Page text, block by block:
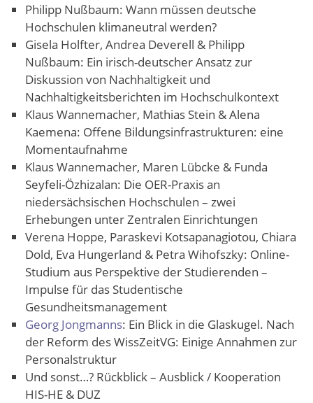
Philipp Nußbaum: Wann müssen deutsche
Hochschulen klimaneutral werden?
Gisela Holfter, Andrea Deverell & Philipp
Nußbaum: Ein irisch-deutscher Ansatz zur
Diskussion von Nachhaltigkeit und
Nachhaltigkeitsberichten im Hochschulkontext
Klaus Wannemacher, Mathias Stein & Alena
Kaemena: Offene Bildungsinfrastrukturen: eine
Momentaufnahme
Klaus Wannemacher, Maren Lübcke & Funda
Seyfeli-Özhizalan: Die OER-Praxis an
niedersächsischen Hochschulen – zwei
Erhebungen unter Zentralen Einrichtungen
Verena Hoppe, Paraskevi Kotsapanagiotou, Chiara
Dold, Eva Hungerland & Petra Wihofszky: Online-
Studium aus Perspektive der Studierenden –
Impulse für das Studentische
Gesundheitsmanagement
Georg Jongmanns: Ein Blick in die Glaskugel. Nach
der Reform des WissZeitVG: Einige Annahmen zur
Personalstruktur
Und sonst…? Rückblick – Ausblick / Kooperation
HIS-HE & DUZ